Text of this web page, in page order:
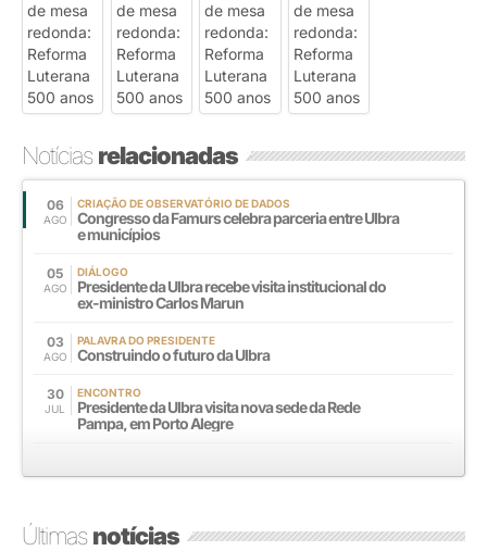
Notíciasrelacionadas
06
AGO
CRIAÇÃO DE OBSERVATÓRIO DE DADOS
Congresso da Famurs celebra parceria entre Ulbra
e municípios
05
AGO
DIÁLOGO
Presidente da Ulbra recebe visita institucional do
ex-ministro Carlos Marun
03
AGO
PALAVRA DO PRESIDENTE
Construindo o futuro da Ulbra
30
JUL
ENCONTRO
Presidente da Ulbra visita nova sede da Rede
Pampa, em Porto Alegre
Últimasnotícias